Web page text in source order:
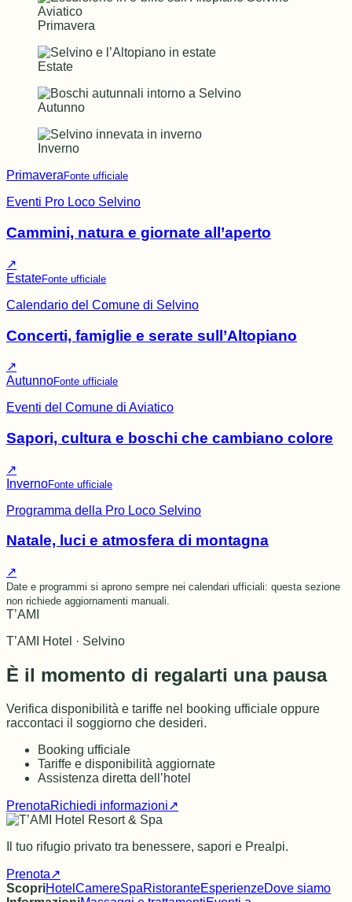
Primavera
Estate
Autunno
Inverno
Primavera Fonte ufficiale
Eventi Pro Loco Selvino
Cammini, natura e giornate all’aperto
↗
EstateFonte ufficiale
Calendario del Comune di Selvino
Concerti, famiglie e serate sull’Altopiano
↗
AutunnoFonte ufficiale
Eventi del Comune di Aviatico
Sapori, cultura e boschi che cambiano colore
↗
InvernoFonte ufficiale
Programma della Pro Loco Selvino
Natale, luci e atmosfera di montagna
↗
Date e programmi si aprono sempre nei calendari ufficiali: questa sezione
non richiede aggiornamenti manuali.
T’AMI
T’AMI Hotel · Selvino
È il momento di regalarti una pausa
Verifica disponibilità e tariffe nel booking ufficiale oppure
raccontaci il soggiorno che desideri.
Booking ufficiale
Tariffe e disponibilità aggiornate
Assistenza diretta dell’hotel
PrenotaRichiedi informazioni↗
Il tuo rifugio privato tra benessere, sapori e Prealpi.
Prenota↗
ScopriHotel CamereSpaRistoranteEsperienzeDove siamo